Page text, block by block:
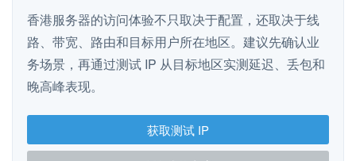
香港服务器的访问体验不只取决于配置，还取决于线
路、带宽、路由和目标用户所在地区。建议先确认业
务场景，再通过测试 IP 从目标地区实测延迟、丢包和
晚高峰表现。
获取测试 IP